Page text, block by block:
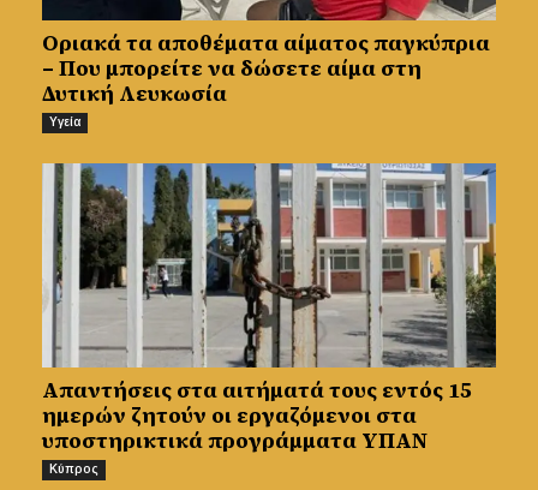
Οριακά τα αποθέματα αίματος παγκύπρια
– Που μπορείτε να δώσετε αίμα στη
Δυτική Λευκωσία
Υγεία
Απαντήσεις στα αιτήματά τους εντός 15
ημερών ζητούν οι εργαζόμενοι στα
υποστηρικτικά προγράμματα ΥΠΑΝ
Κύπρος